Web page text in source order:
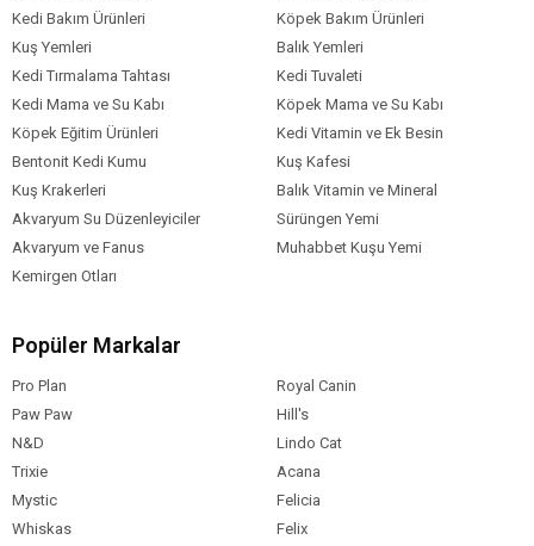
Kedi Bakım Ürünleri
Köpek Bakım Ürünleri
Kuş Yemleri
Balık Yemleri
Kedi Tırmalama Tahtası
Kedi Tuvaleti
Kedi Mama ve Su Kabı
Köpek Mama ve Su Kabı
Köpek Eğitim Ürünleri
Kedi Vitamin ve Ek Besin
Bentonit Kedi Kumu
Kuş Kafesi
Kuş Krakerleri
Balık Vitamin ve Mineral
Akvaryum Su Düzenleyiciler
Sürüngen Yemi
Akvaryum ve Fanus
Muhabbet Kuşu Yemi
Kemirgen Otları
Popüler Markalar
Pro Plan
Royal Canin
Paw Paw
Hill's
N&D
Lindo Cat
Trixie
Acana
Mystic
Felicia
Whiskas
Felix